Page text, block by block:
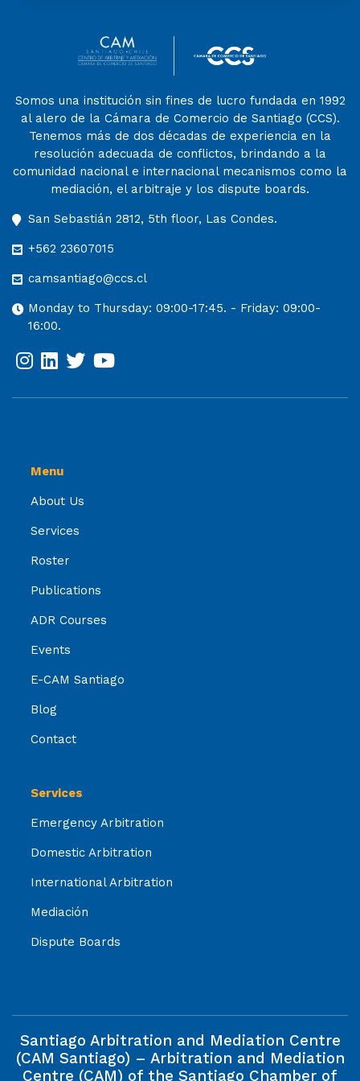
Somos una institución sin fines de lucro fundada en 1992
al alero de la Cámara de Comercio de Santiago (CCS).
Tenemos más de dos décadas de experiencia en la
resolución adecuada de conflictos, brindando a la
comunidad nacional e internacional mecanismos como la
mediación, el arbitraje y los dispute boards.
San Sebastián 2812, 5th floor, Las Condes.
+562 23607015
camsantiago@ccs.cl
Monday to Thursday: 09:00-17:45. - Friday: 09:00-
16:00.
Menu
About Us
Services
Roster
Publications
ADR Courses
Events
E-CAM Santiago
Blog
Contact
Services
Emergency Arbitration
Domestic Arbitration
International Arbitration
Mediación
Dispute Boards
Santiago Arbitration and Mediation Centre
(CAM Santiago) – Arbitration and Mediation
Centre (CAM) of the Santiago Chamber of